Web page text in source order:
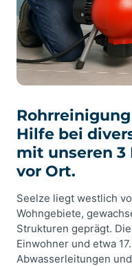
Hilfe bei
mit unseren
vor Ort.
Seelze liegt westlich
Wohngebiete,
Strukturen geprägt.
Einwohner und etwa
Abwasserleitungen